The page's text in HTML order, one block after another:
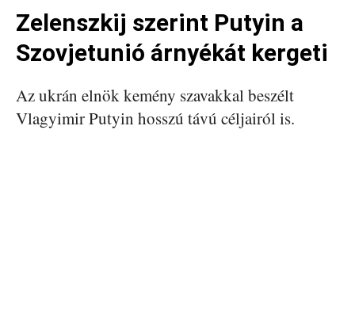
Zelenszkij szerint Putyin a
Szovjetunió árnyékát kergeti
Az ukrán elnök kemény szavakkal beszélt
Vlagyimir Putyin hosszú távú céljairól is.